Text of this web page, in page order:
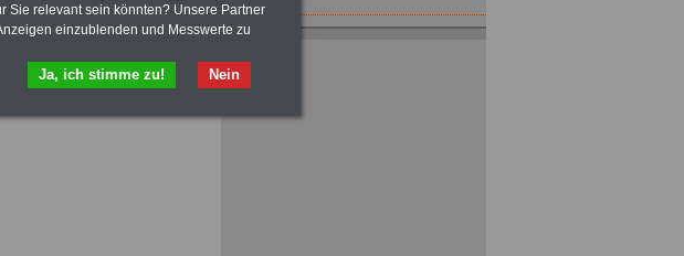
(TVöD, TV-L)sowie weitere
bzw. eBooks zum
lesen und
Mehr Infos
ACHTUNG
ACHTUNG
Sie relevant sein könnten? Unsere Partner
einzublenden und Messwerte zu
Nein
Ja, ich stimme zu!